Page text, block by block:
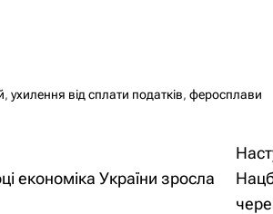
, ухилення від сплати податків, феросплави
економіка України зросла